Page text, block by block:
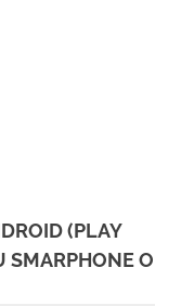
(PLAY
SMARPHONE O